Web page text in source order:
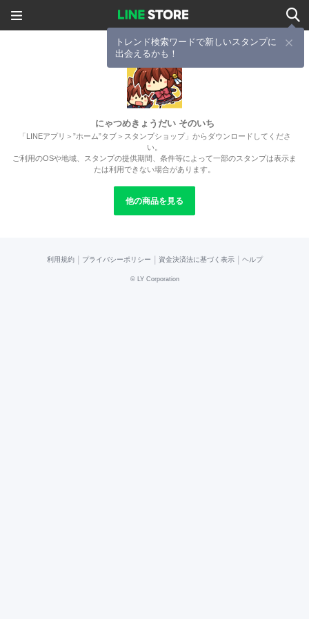
トレンド検索ワードで新しいスタンプに
出会えるかも！
にゃつめきょうだい そのいち
「LINEアプリ＞”ホーム”タブ＞スタンプショップ」からダウンロードしてくださ
い。
ご利用のOSや地域、スタンプの提供期間、条件等によって一部のスタンプは表示ま
たは利用できない場合があります。
他の商品を見る
利用規約 プライバシーポリシー 資金決済法に基づく表示 ヘルプ
© LY Corporation